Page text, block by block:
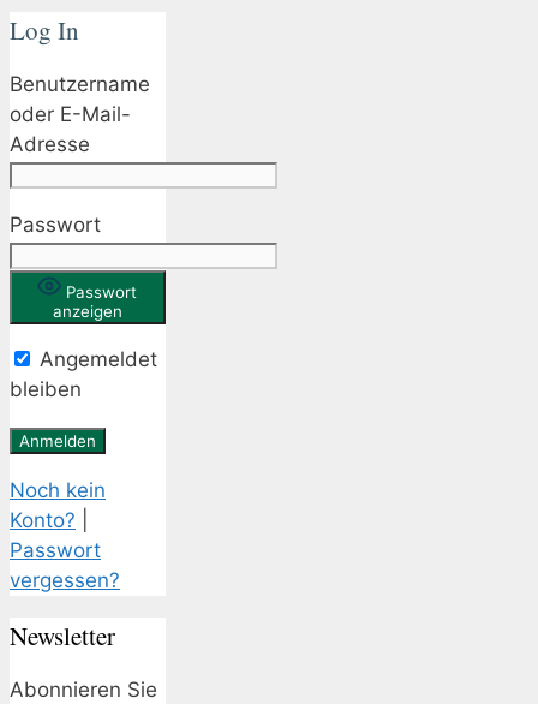
Log In
Benutzername
oder E-Mail-
Adresse
Passwort
Passwort
anzeigen
Angemeldet
bleiben
Noch kein
Konto?
Passwort
vergessen?
Newsletter
Abonnieren Sie